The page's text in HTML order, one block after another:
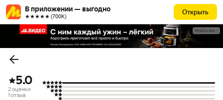
В приложении — выгодно
★★★★★ (700К)
Открыть
РЕКЛАМА
5.0
2 оценки
1 отзыв